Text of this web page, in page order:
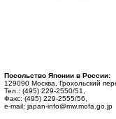
Посольство Японии в России:
129090 Москва, Грохольский
Тел.: (495) 229-2550/51,
Факс: (495) 229-2555/56,
e-mail: japan-info@mw.mofa.go.jp